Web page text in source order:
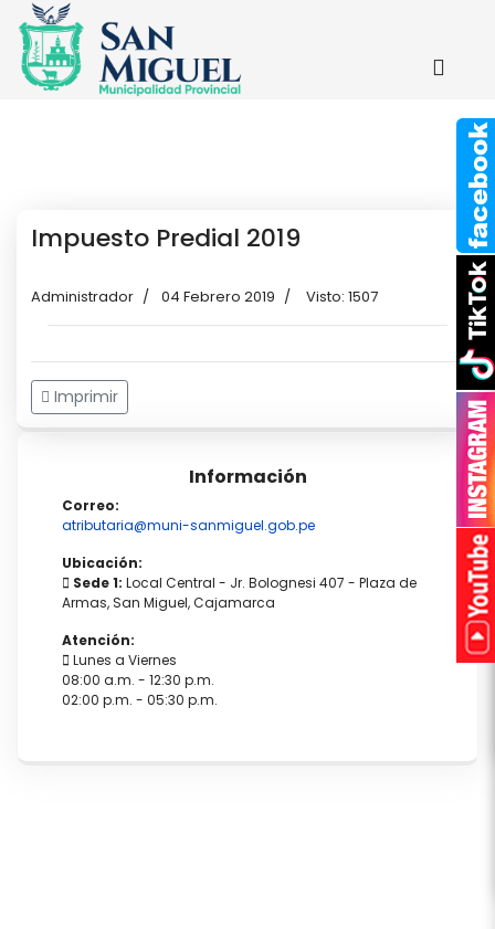
Impuesto Predial 2019
Administrador 04 Febrero 2019 Visto: 1507
Imprimir
Información
Correo:
atributaria@muni-sanmiguel.gob.pe
Ubicación:
Sede 1: Local Central - Jr. Bolognesi 407 - Plaza de
Armas, San Miguel, Cajamarca
Atención:
Lunes a Viernes
08:00 a.m. - 12:30 p.m.
02:00 p.m. - 05:30 p.m.